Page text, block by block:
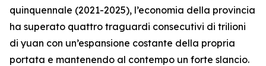
quinquennale (2021-2025), l’economia della provincia
ha superato quattro traguardi consecutivi di trilioni
di yuan con un’espansione costante della propria
portata e mantenendo al contempo un forte slancio.